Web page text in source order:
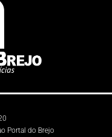
Portal do Brejo